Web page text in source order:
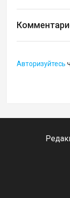
Авторизуйтесь